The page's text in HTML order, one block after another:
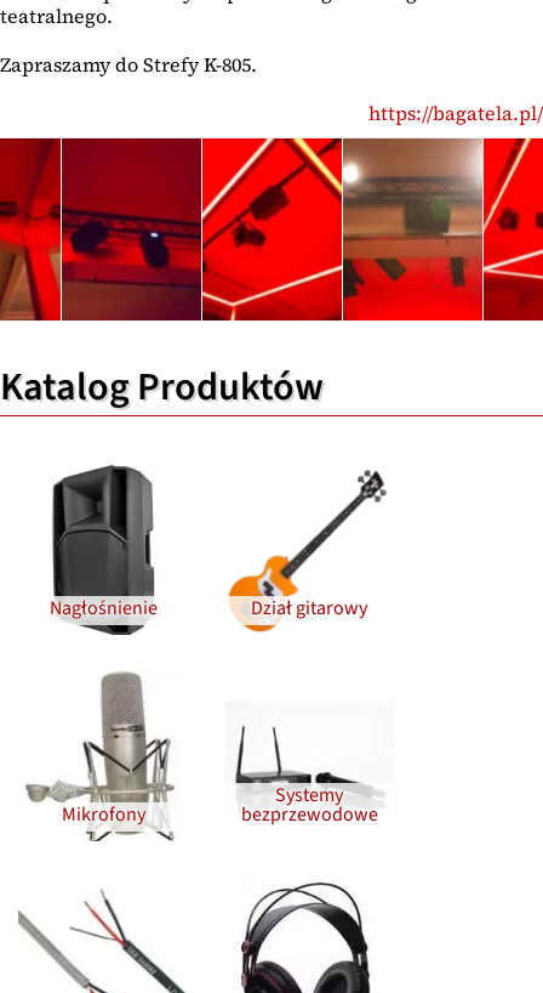
teatralnego.
Zapraszamy do Strefy K-805.
https://bagatela.pl/
Katalog Produktów
Nagłośnienie Dział gitarowy
Mikrofony
Systemy
bezprzewodowe